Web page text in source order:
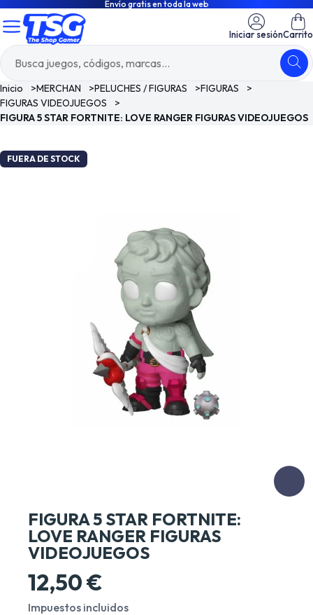
Envío gratis en toda la web
Iniciar sesiónCarrito
Inicio >MERCHAN >PELUCHES / FIGURAS >FIGURAS
>
FIGURAS VIDEOJUEGOS
>
FIGURA 5 STAR FORTNITE: LOVE RANGER FIGURAS VIDEOJUEGOS
FUERA DE STOCK
FIGURA 5 STAR FORTNITE:
LOVE RANGER FIGURAS
VIDEOJUEGOS
12,50 €
Impuestos incluidos